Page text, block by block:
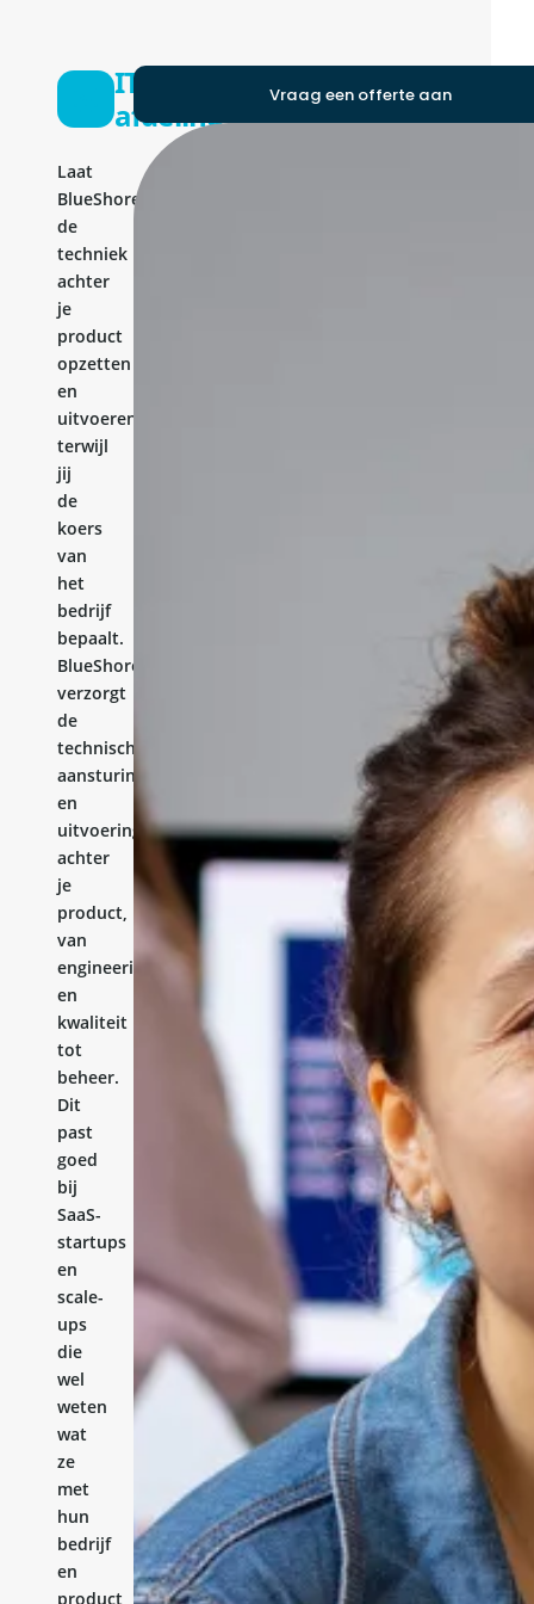
IT-
afdeling
Laat
BlueShores
de
techniek
achter
je
product
opzetten
en
uitvoeren,
terwijl
jij
de
koers
van
het
bedrijf
bepaalt.
BlueShores
verzorgt
de
technische
aansturing
en
uitvoering
achter
je
product,
van
engineering
en
kwaliteit
tot
beheer.
Dit
past
goed
bij
SaaS-
startups
en
scale-
ups
die
wel
weten
wat
ze
met
hun
bedrijf
en
product
Vraag een offerte aan